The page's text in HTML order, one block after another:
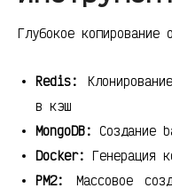
Глубокое копирование
Redis:
в кэш
MongoDB: Создание
Docker: Генерация
PM2:
Массовое